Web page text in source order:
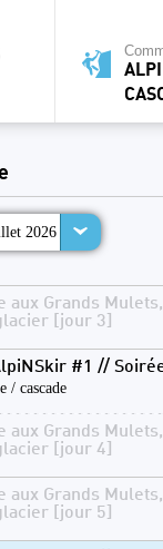
2026
aux Grands
[jour 3]
#1 //
/ cascade
aux Grands
[jour 4]
aux Grands
[jour 5]